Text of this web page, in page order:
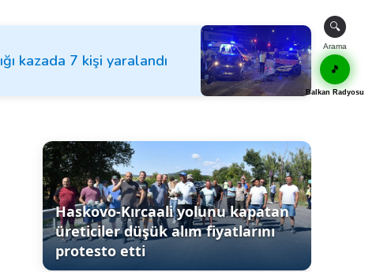
kazada 7 kişi yaralandı
Haskovo-Kırcaali yolunu kapatan
üreticiler düşük alım fiyatlarını
protesto etti
🔍
Arama
🎵
Balkan Radyosu